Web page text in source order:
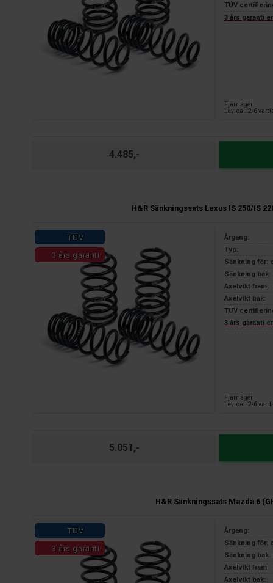
TÜV
3 års garanti
Fjärrlager
Lev. ca.: 2-6
4.485,-
H&R Sänkningssats Lexus IS 250/IS
TÜV
3 års garanti
Årgang:
Typ:
Sänkning för:
Sänkning bak:
Axelvikt fram:
Axelvikt bak:
TÜV
3 års garanti
Fjärrlager
Lev. ca.: 2-6
5.051,-
H&R Sänkningssats Mazda 6
TÜV
3 års garanti
Årgang:
Sänkning för:
Sänkning bak:
Axelvikt fram:
Axelvikt bak: